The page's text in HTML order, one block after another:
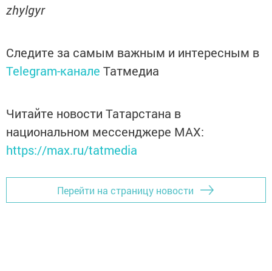
zhylgyr
Следите за самым важным и интересным в
Telegram-канале Татмедиа
Читайте новости Татарстана в
национальном мессенджере MАХ:
https://max.ru/tatmedia
Перейти на страницу новости